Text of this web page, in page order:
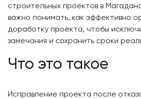
строительных проектов в
важно понимать, как эффективно
доработку проекта, чтобы
замечания и сохранить сроки
Что это такое
Исправление проекта после